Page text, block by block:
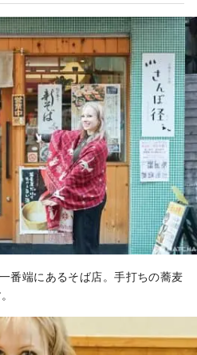
番端にあるそば店。手打ちの蕎麦